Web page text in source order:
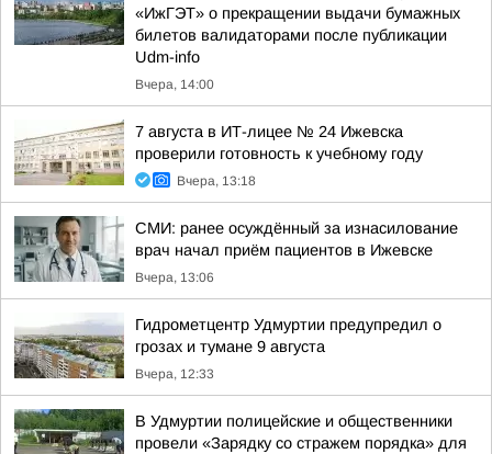
«ИжГЭТ» о прекращении выдачи бумажных
билетов валидаторами после публикации
Udm-info
Вчера, 14:00
7 августа в ИТ-лицее № 24 Ижевска
проверили готовность к учебному году
Вчера, 13:18
СМИ: ранее осуждённый за изнасилование
врач начал приём пациентов в Ижевске
Вчера, 13:06
Гидрометцентр Удмуртии предупредил о
грозах и тумане 9 августа
Вчера, 12:33
В Удмуртии полицейские и общественники
провели «Зарядку со стражем порядка» для